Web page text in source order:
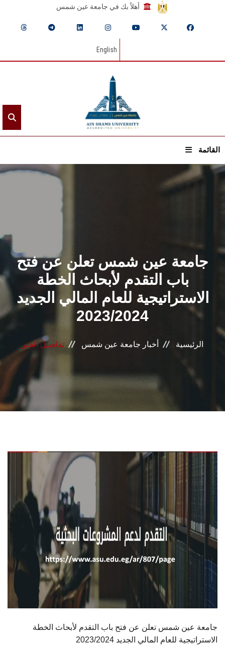
أهلاً بك في جامعة عين شمس
English
القائمة
القطاعـات
الشئون الأكاديمية
البحث العلمي
الرعاية الصحية
المراكز والوحدات
الأنظمة الذكية
الإعلام
الطلاب
هيئة التدريس
الدراسات العليا
الموظفون
الزائـرون
جامعة عين شمس تعلن عن فتح
باب التقدم لأبحاث الخطة
الاستراتيجية للعام المالي الجديد
2023/2024
الرئيسية أخبار جامعة عين شمس تفاصيل الخبر
جامعة عين شمس تعلن عن فتح باب التقدم لأبحاث الخطة
الاستراتيجية للعام المالي الجديد 2023/2024